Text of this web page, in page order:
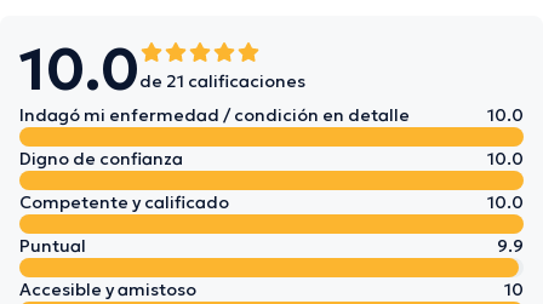
10.0de 21 calificaciones
Indagó mi enfermedad / condición en detalle
10.0
Digno de confianza
10.0
Competente y calificado
10.0
Puntual
9.9
Accesible y amistoso
10